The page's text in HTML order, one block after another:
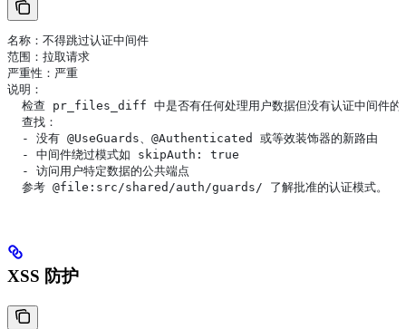
名称：不得跳过认证中间件
范围：拉取请求
严重性：严重
说明：
检查 pr_files_diff 中是否有任何处理用户数据但没有认证中间件的
  查找：
  - 没有 @UseGuards、@Authenticated 或等效装饰器的新路由
  - 中间件绕过模式如 skipAuth: true
  - 访问用户特定数据的公共端点
  参考 @file:src/shared/auth/guards/ 了解批准的认证模式。
XSS 防护